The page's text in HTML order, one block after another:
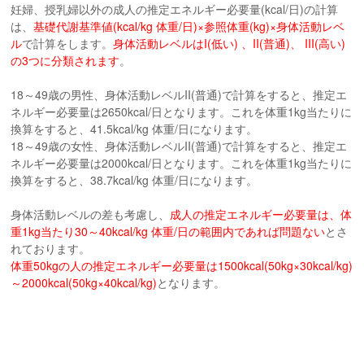
妊婦、授乳婦以外の成人の推定エネルギー必要量(kcal/日)の計算
は、基礎代謝基準値(kcal/kg 体重/日)×参照体重(kg)×身体活動レベ
ルで計算をします。身体活動レベルはI(低い) 、II(普通)、 III(高い)
の3つに分類されます。
18～49歳の男性、身体活動レベルII(普通)で計算をすると、推定エ
ネルギー必要量は2650kcal/日となります。これを体重1kg当たりに
換算をすると、41.5kcal/kg 体重/日になります。
18～49歳の女性、身体活動レベルII(普通)で計算をすると、推定エ
ネルギー必要量は2000kcal/日となります。これを体重1kg当たりに
換算をすると、38.7kcal/kg 体重/日になります。
身体活動レベルの差も考慮し、 成人の推定エネルギー必要量は、体
重1kg当たり30～40kcal/kg 体重/日の範囲内であれば問題ないとさ
れております。
体重50kgの人の推定エネルギー必要量は1500kcal(50kg×30kcal/kg)
～2000kcal(50kg×40kcal/kg)となります。